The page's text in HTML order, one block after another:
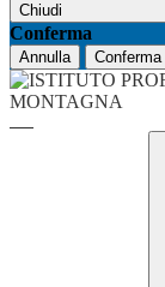
Chiudi
Conferma
Annulla Conferma